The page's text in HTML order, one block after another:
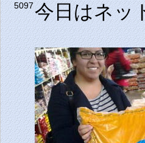
5097今日はネッ